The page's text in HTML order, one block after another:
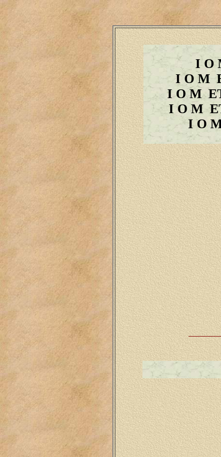
I O
I O M
I O M
I O M
I O